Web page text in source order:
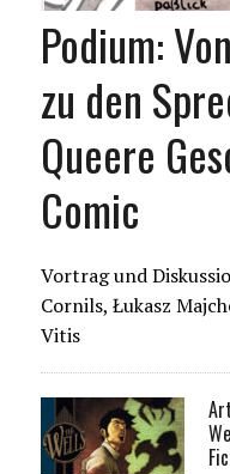
Podium:
zu den
Queere
Comic
Vortrag und
Cornils, Łukasz
Vitis